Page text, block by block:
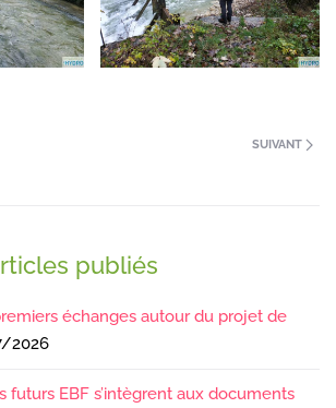
SUIVANT
publiés
échanges autour du projet de
2026
futurs EBF s’intègrent aux documents